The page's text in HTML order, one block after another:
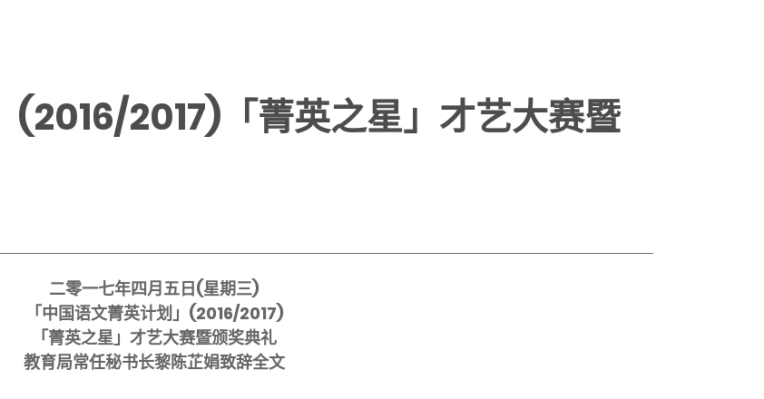
(2016/2017)「菁英之星」才艺大赛暨
二零一七年四月五日(星期三)
「中国语文菁英计划」(2016/2017)
「菁英之星」才艺大赛暨颁奖典礼
教育局常任秘书长黎陈芷娟致辞全文